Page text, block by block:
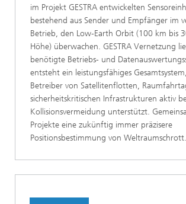
im Projekt GESTRA entwickelten
bestehend aus Sender und Empfänger im
Betrieb, den Low-Earth Orbit (100 km bis
Höhe) überwachen. GESTRA Vernetzung
benötigte Betriebs- und
entsteht ein leistungsfähiges
Betreiber von Satellitenflotten,
sicherheitskritischen Infrastrukturen aktiv
Kollisionsvermeidung unterstützt.
Projekte eine zukünftig immer präzisere
Positionsbestimmung von Weltraumschrott.